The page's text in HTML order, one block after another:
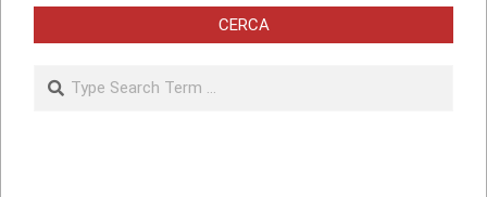
CERCA
Search